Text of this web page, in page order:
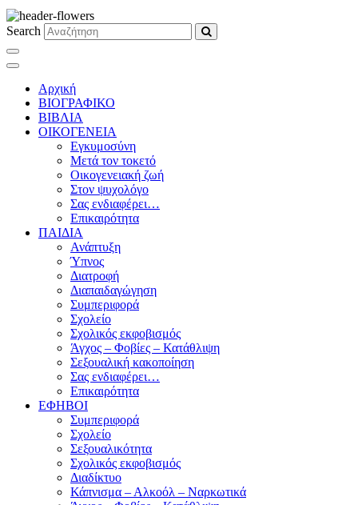
Search
Αρχική
ΒΙΟΓΡΑΦΙΚΟ
ΒΙΒΛΙΑ
ΟΙΚΟΓΕΝΕΙΑ
Εγκυμοσύνη
Μετά τον τοκετό
Οικογενειακή ζωή
Στον ψυχολόγο
Σας ενδιαφέρει…
Επικαιρότητα
ΠΑΙΔΙΑ
Ανάπτυξη
Ύπνος
Διατροφή
Διαπαιδαγώγηση
Συμπεριφορά
Σχολείο
Σχολικός εκφοβισμός
Άγχος – Φοβίες – Κατάθλιψη
Σεξουαλική κακοποίηση
Σας ενδιαφέρει…
Επικαιρότητα
ΕΦΗΒΟΙ
Συμπεριφορά
Σχολείο
Σεξουαλικότητα
Σχολικός εκφοβισμός
Διαδίκτυο
Κάπνισμα – Αλκοόλ – Ναρκωτικά